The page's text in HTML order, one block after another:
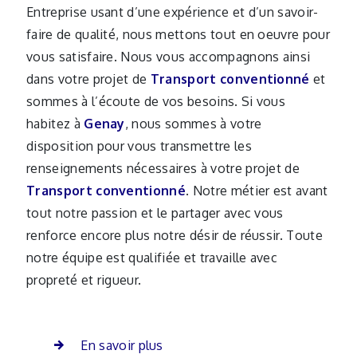
Entreprise usant d’une expérience et d’un savoir-
faire de qualité, nous mettons tout en oeuvre pour
vous satisfaire. Nous vous accompagnons ainsi
dans votre projet de Transport conventionné et
sommes à l’écoute de vos besoins. Si vous
habitez à Genay, nous sommes à votre
disposition pour vous transmettre les
renseignements nécessaires à votre projet de
Transport conventionné. Notre métier est avant
tout notre passion et le partager avec vous
renforce encore plus notre désir de réussir. Toute
notre équipe est qualifiée et travaille avec
propreté et rigueur.
En savoir plus